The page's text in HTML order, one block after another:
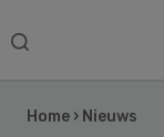
Search
Home › Nieuws
Sidebar